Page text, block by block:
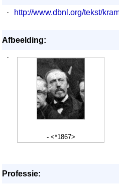
·
http://www.dbnl.org/tekst/
Afbeelding:
·
- <*1867>
Professie: